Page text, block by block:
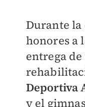
Durante la
honores a
entrega
Deportiva
y el